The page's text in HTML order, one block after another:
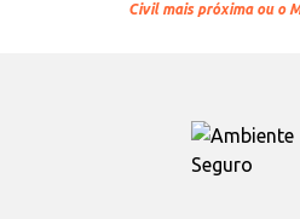
Civil mais próxima ou o